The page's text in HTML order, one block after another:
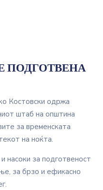
ПОДГОТВЕНА
Костовски одржа
штаб на општина
за временската
на ноќта.
насоки за подготвеност
за брзо и ефикасно